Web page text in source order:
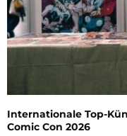
Internationale Top-
Comic Con 2026